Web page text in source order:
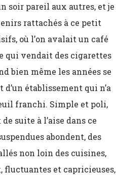
soir pareil aux autres, et je
rattachés à ce petit
où l’on avalait un café
qui vendait des cigarettes
bien même les années se
établissement qui n’a
franchi. Simple et poli,
suite à l’aise dans ce
abondent, des
non loin des cuisines,
fluctuantes et capricieuses,